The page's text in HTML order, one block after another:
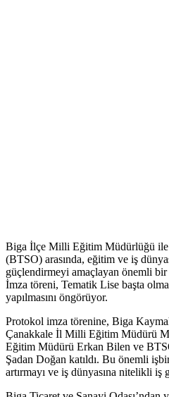
Biga İlçe Milli Eğitim Müdürlüğü ile
(BTSO) arasında, eğitim ve iş
güçlendirmeyi amaçlayan önemli
İmza töreni, Tematik Lise başta
yapılmasını öngörüyor.
Protokol imza törenine, Biga
Çanakkale İl Milli Eğitim Müdürü
Eğitim Müdürü Erkan Bilen ve
Şadan Doğan katıldı. Bu önemli
artırmayı ve iş dünyasına nitelikli iş